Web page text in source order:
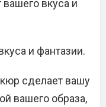
вашего вкуса и
и фантазии.
сделает вашу
вашего образа,